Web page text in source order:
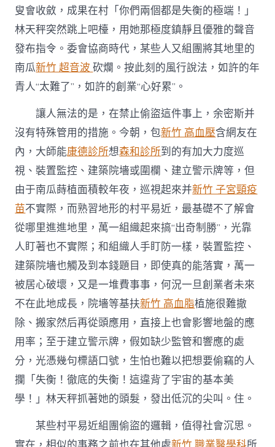
叟會收斂，成果在村「你們兩個都是失衡的極端！」
林天秤突然跳上吧檯，用她那極度鎮靜且優雅的聲音
發布指令。委會協商時代，某些人又組團將其地里的
南瓜新竹 超音波砍爛。按此刻的風行說法，如許的年
青人“太難了”，如許的創業“心好累”。
讓人無法的是，在禁止偷盜這件事上，余密斯并
沒有特殊管用的措施。今朝，包新竹 高血壓含網友在
內，大師能康德診所想森和診所到的有加大力度巡
視、裝置監控、建築院墻或圍欄、建立警示牌等，但
由于南瓜蒔植面積較年夜，巡視起來并新竹 子宮頸疫
苗不實際，而熟習地形的村平易近，最基礎不了解會
從哪里進進地里，萬一組織起來搞“出奇制勝”，光靠
人盯著也不實際；和組織人手盯防一樣，裝置監控、
建築院墻也觸及到本錢題目，即使真的能落實，萬一
被居心破壞，又是一堆費事事，何況一旦創業者未來
不在此地成長，院墻等基扶新竹 高血脂植施很難撤
除、搬家然后再從頭應用，直接上也會影響地盤的應
用率；至于建立警示牌，假如缺少監管和響應的處
分，光憑幾句標語口號，生怕也難以把想要偷竊的人
攔「失衡！徹底的失衡！這違背了宇宙的基本美
學！」林天秤抓著她的頭髮，發出低沉的尖叫。住。
某些村平易近組團偷盜的邏輯，值得社會沉思。